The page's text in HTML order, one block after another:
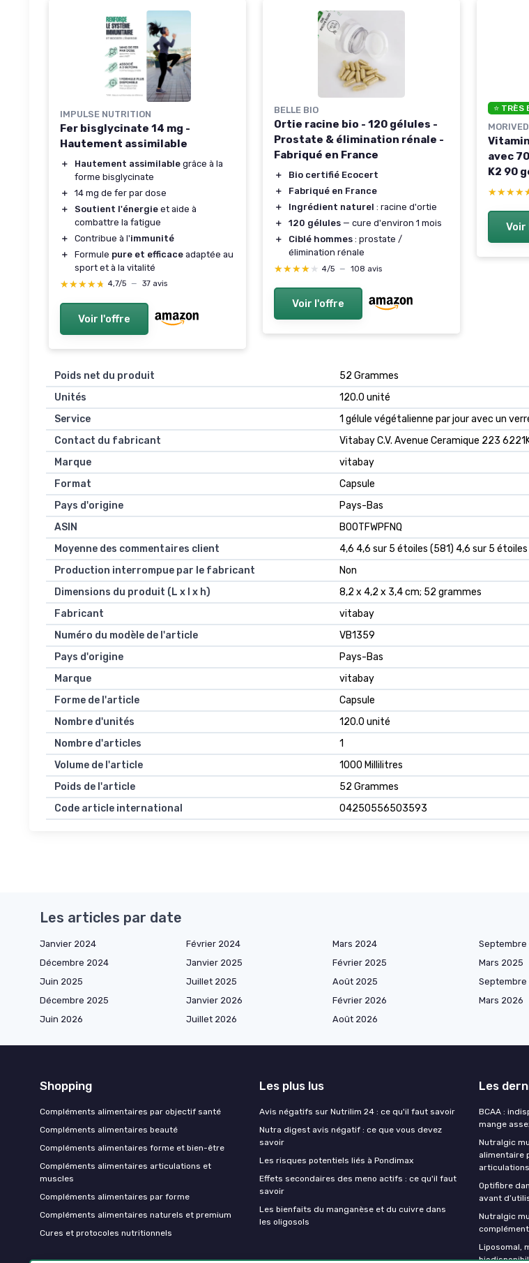
IMPULSE NUTRITION
Fer bisglycinate 14 mg -
Hautement assimilable
＋ Hautement assimilable grâce à la
forme bisglycinate
＋
14 mg de fer par dose
＋
Soutient l'énergie et aide à
combattre la fatigue
＋
Contribue à l'immunité
＋
Formule pure et efficace adaptée au
sport et à la vitalité
★★★★★
★★★★★ 4,7/5 — 37 avis
Voir l'offre
BELLE BIO
Ortie racine bio - 120 gélules -
Prostate & élimination rénale -
Fabriqué en France
＋
Bio certifié Ecocert
＋
Fabriqué en France
＋
Ingrédient naturel : racine d'ortie
＋
120 gélules — cure d'environ 1 mois
＋
Ciblé hommes : prostate /
élimination rénale
★★★★★
★★★★★ 4/5 — 108 avis
Voir l'offre
⭐ TRÈS
avec
K2 90
Voir
Poids net du produit
‎52 Grammes
Unités
‎120.0 unité
Service
‎1 gélule végétalienne par jour avec un
Contact du fabricant
‎Vitabay C.V. Avenue Ceramique 223
Marque
‎vitabay
Format
‎Capsule
Pays d'origine
‎Pays-Bas
ASIN
B00TFWPFNQ
Moyenne des commentaires client
4,6 4,6 sur 5 étoiles (581) 4,6 sur 5 étoiles
Production interrompue par le fabricant
Non
Dimensions du produit (L x l x h)
8,2 x 4,2 x 3,4 cm; 52 grammes
Fabricant
vitabay
Numéro du modèle de l'article
VB1359
Pays d'origine
Pays-Bas
Marque
vitabay
Forme de l'article
Capsule
Nombre d'unités
120.0 unité
Nombre d'articles
1
Volume de l'article
1000 Millilitres
Poids de l'article
52 Grammes
Code article international
04250556503593
Les articles par date
Janvier 2024 Février 2024 Mars 2024 Septembre
Décembre 2024
Janvier 2025 Février 2025 Mars 2025
Juin 2025
Juillet 2025 Août 2025 Septembre
Décembre 2025
Janvier 2026 Février 2026 Mars 2026
Juin 2026
Juillet 2026 Août 2026
Shopping
Compléments alimentaires par objectif santé
Compléments alimentaires beauté
Compléments alimentaires forme et bien-être
Compléments alimentaires articulations et
muscles
Compléments alimentaires par forme
Compléments alimentaires naturels et premium
Cures et protocoles nutritionnels
Les plus lus
Avis négatifs sur Nutrilim 24 : ce qu'il faut savoir
Nutra digest avis négatif : ce que vous devez
savoir
Les risques potentiels liés à Pondimax
Effets secondaires des meno actifs : ce qu'il faut
savoir
Les bienfaits du manganèse et du cuivre dans
les oligosols
Les
BCAA :
mange
Nutralgic
alimentaire
articulations
Optifibre
avant
Nutralgic
Liposomal,